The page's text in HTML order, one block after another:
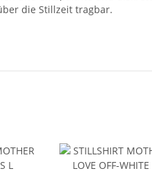
die Stillzeit tragbar.